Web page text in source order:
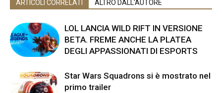
ARTICOLI CORRELATI ALTRO DALL'AUTORE
LOL LANCIA WILD RIFT IN VERSIONE
BETA. FREME ANCHE LA PLATEA
DEGLI APPASSIONATI DI ESPORTS
Star Wars Squadrons si è mostrato nel
primo trailer